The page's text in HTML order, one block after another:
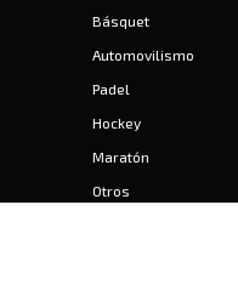
Básquet
Automovilismo
Padel
Hockey
Maratón
Otros